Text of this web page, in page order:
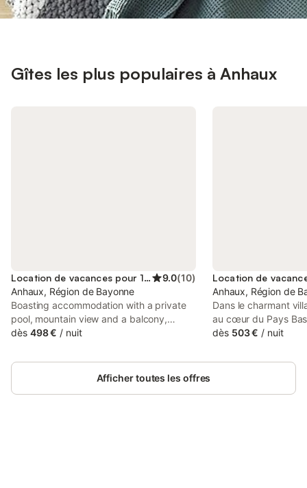
Gîtes les plus populaires à Anhaux
Location de vacances pour 12 personnes 9.0(10)
Anhaux, Région de Bayonne
Boasting accommodation with a private
pool, mountain view and a balcony,
Charmante maison basque. Idéale famille
property offers access to a terrace, free
private parking and free WiFi.
dès 498 € / nuit
Anhaux, Région de
Dans le charmant
au cœur du Pays
cette splendide
modernité.
dès 503 € / nuit
Afficher toutes les offres